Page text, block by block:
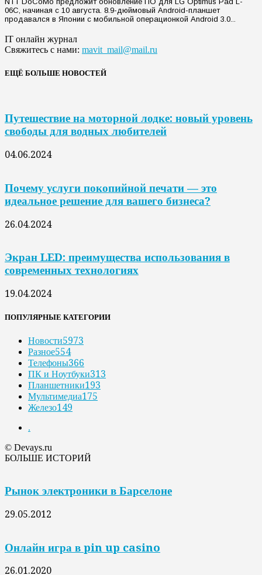
06C, начиная с 10 августа. 8.9-дюймовый Android-планшет
продавался в Японии с мобильной операционкой Android 3.0...
IT онлайн журнал
Свяжитесь с нами: mavit_mail@mail.ru
ЕЩЁ БОЛЬШЕ НОВОСТЕЙ
Путешествие на моторной лодке: новый уровень
свободы для водных любителей
04.06.2024
Почему услуги покопийной печати — это
идеальное решение для вашего бизнеса?
26.04.2024
Экран LED: преимущества использования в
современных технологиях
19.04.2024
ПОПУЛЯРНЫЕ КАТЕГОРИИ
Новости5973
Разное554
Телефоны366
ПК и Ноутбуки313
Планшетники193
Мультимедиа175
Железо149
.
© Devays.ru
БОЛЬШЕ ИСТОРИЙ
Рынок электроники в Барселоне
29.05.2012
Онлайн игра в pin up casino
26.01.2020